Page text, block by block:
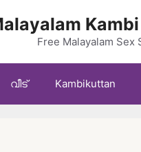
Free Malayalam
വീട് Kambikuttan